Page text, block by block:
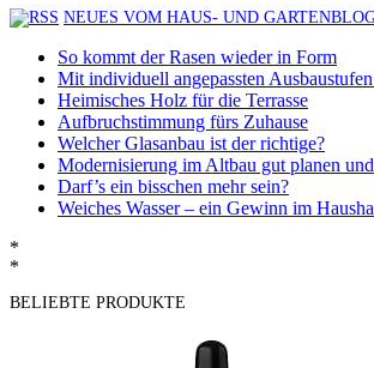
NEUES VOM HAUS- UND
So kommt der Rasen wieder in Form
Mit individuell angepassten
Heimisches Holz für die Terrasse
Aufbruchstimmung fürs Zuhause
Welcher Glasanbau ist der richtige?
Modernisierung im Altbau gut planen
Darf’s ein bisschen mehr sein?
Weiches Wasser – ein Gewinn im
*
*
BELIEBTE PRODUKTE